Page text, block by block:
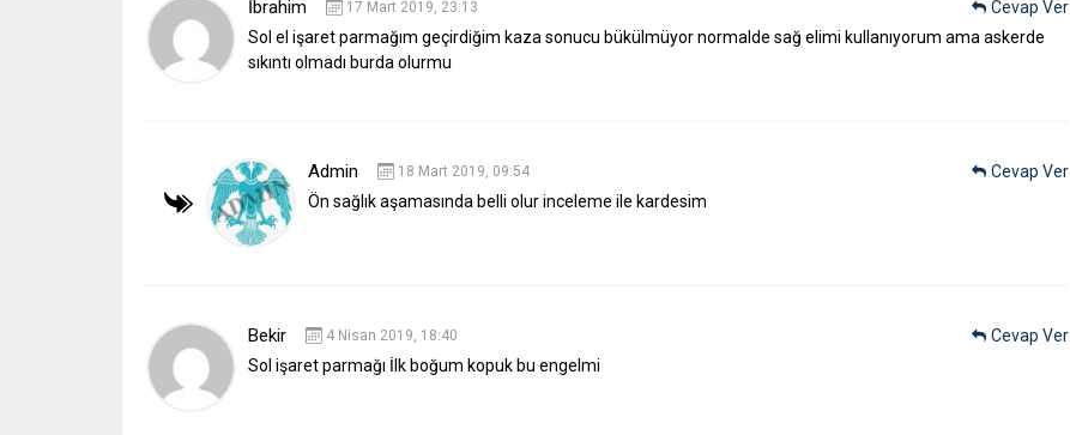
İbrahim 17 Mart 2019, 23:13
Sol el işaret parmağım geçirdiğim kaza sonucu bükülmüyor normalde sağ elimi kullanıyorum ama askerde
sıkıntı olmadı burda olurmu
Cevap Ver
Admin 18 Mart 2019, 09:54
Ön sağlık aşamasında belli olur inceleme ile kardesim
Cevap Ver
Bekir 4 Nisan 2019, 18:40
Sol işaret parmağı İlk boğum kopuk bu engelmi
Cevap Ver